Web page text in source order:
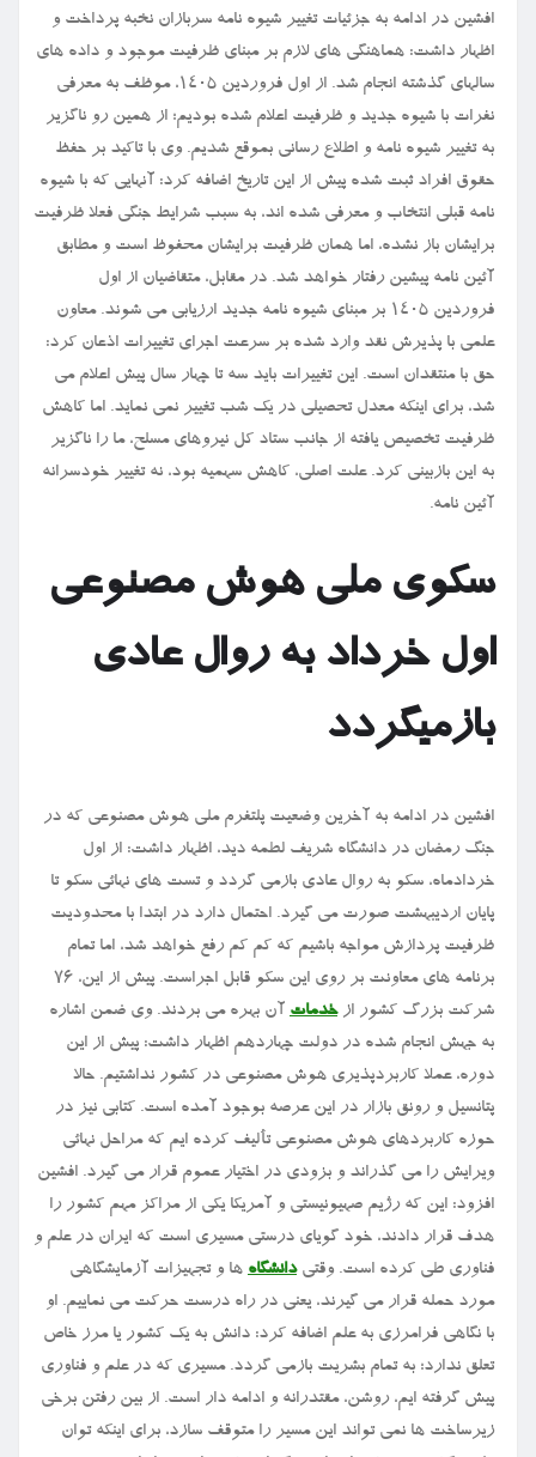
افشین در ادامه به جزئیات تغییر شیوه نامه سربازان نخبه پرداخت و
اظهار داشت: هماهنگی های لازم بر مبنای ظرفیت موجود و داده های
سالهای گذشته انجام شد. از اول فروردین ۱۴۰۵، موظف به معرفی
نفرات با شیوه جدید و ظرفیت اعلام شده بودیم؛ از همین رو ناگزیر
به تغییر شیوه نامه و اطلاع رسانی بموقع شدیم. وی با تاکید بر حفظ
حقوق افراد ثبت شده پیش از این تاریخ اضافه کرد: آنهایی که با شیوه
نامه قبلی انتخاب و معرفی شده اند، به سبب شرایط جنگی فعلا ظرفیت
برایشان باز نشده، اما همان ظرفیت برایشان محفوظ است و مطابق
آئین نامه پیشین رفتار خواهد شد. در مقابل، متقاضیان از اول
فروردین ۱۴۰۵ بر مبنای شیوه نامه جدید ارزیابی می شوند. معاون
علمی با پذیرش نقد وارد شده بر سرعت اجرای تغییرات اذعان کرد:
حق با منتقدان است. این تغییرات باید سه تا چهار سال پیش اعلام می
شد، برای اینکه معدل تحصیلی در یک شب تغییر نمی نماید. اما کاهش
ظرفیت تخصیص یافته از جانب ستاد کل نیروهای مسلح، ما را ناگزیر
به این بازبینی کرد. علت اصلی، کاهش سهمیه بود، نه تغییر خودسرانه
آئین نامه.
سکوی ملی هوش مصنوعی
اول خرداد به روال عادی
بازمیگردد
افشین در ادامه به آخرین وضعیت پلتفرم ملی هوش مصنوعی که در
جنگ رمضان در دانشگاه شریف لطمه دید، اظهار داشت: از اول
خردادماه، سکو به روال عادی بازمی گردد و تست های نهائی سکو تا
پایان اردیبهشت صورت می گیرد. احتمال دارد در ابتدا با محدودیت
ظرفیت پردازش مواجه باشیم که کم کم رفع خواهد شد، اما تمام
برنامه های معاونت بر روی این سکو قابل اجراست. پیش از این، ۷۶
شرکت بزرگ کشور ازخدمات آن بهره می بردند. وی ضمن اشاره
به جهش انجام شده در دولت چهاردهم اظهار داشت: پیش از این
دوره، عملا کاربردپذیری هوش مصنوعی در کشور نداشتیم. حالا
پتانسیل و رونق بازار در این عرصه بوجود آمده است. کتابی نیز در
حوزه کاربردهای هوش مصنوعی تألیف کرده ایم که مراحل نهائی
ویرایش را می گذراند و بزودی در اختیار عموم قرار می گیرد. افشین
افزود: این که رژیم صهیونیستی و آمریکا یکی از مراکز مهم کشور را
هدف قرار دادند، خود گویای درستی مسیری است که ایران در علم و
فناوری طی کرده است. وقتیدانشگاه ها و تجهیزات آزمایشگاهی
مورد حمله قرار می گیرند، یعنی در راه درست حرکت می نماییم. او
با نگاهی فرامرزی به علم اضافه کرد: دانش به یک کشور یا مرز خاص
تعلق ندارد؛ به تمام بشریت بازمی گردد. مسیری که در علم و فناوری
پیش گرفته ایم، روشن، مقتدرانه و ادامه دار است. از بین رفتن برخی
زیرساخت ها نمی تواند این مسیر را متوقف سازد، برای اینکه توان